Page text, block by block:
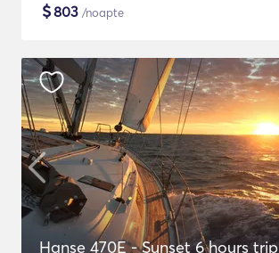
$803 /noapte
Hanse 470E - Sunset 6 hours trip